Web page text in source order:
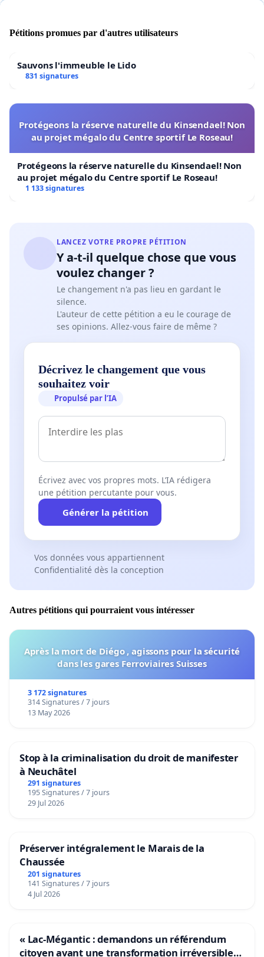
Pétitions promues par d'autres utilisateurs
Sauvons l'immeuble le Lido
831 signatures
Protégeons la réserve naturelle du Kinsendael! Non
au projet mégalo du Centre sportif Le Roseau!
Protégeons la réserve naturelle du Kinsendael! Non
au projet mégalo du Centre sportif Le Roseau!
1 133 signatures
LANCEZ VOTRE PROPRE PÉTITION
Y a-t-il quelque chose que vous
voulez changer ?
Le changement n'a pas lieu en gardant le
silence.
L'auteur de cette pétition a eu le courage de
ses opinions. Allez-vous faire de même ?
Décrivez le changement que vous
souhaitez voir
Propulsé par l’IA
Écrivez avec vos propres mots. L’IA rédigera
une pétition percutante pour vous.
Générer la pétition
Vos données vous appartiennent
Confidentialité dès la conception
Autres pétitions qui pourraient vous intéresser
Après la mort de Diégo , agissons pour la sécurité
dans les gares Ferroviaires Suisses
3 172 signatures
314 Signatures / 7 jours
13 May 2026
Stop à la criminalisation du droit de manifester
à Neuchâtel
291 signatures
195 Signatures / 7 jours
29 Jul 2026
Préserver intégralement le Marais de la
Chaussée
201 signatures
141 Signatures / 7 jours
4 Jul 2026
« Lac-Mégantic : demandons un référendum
citoyen avant une transformation irréversible